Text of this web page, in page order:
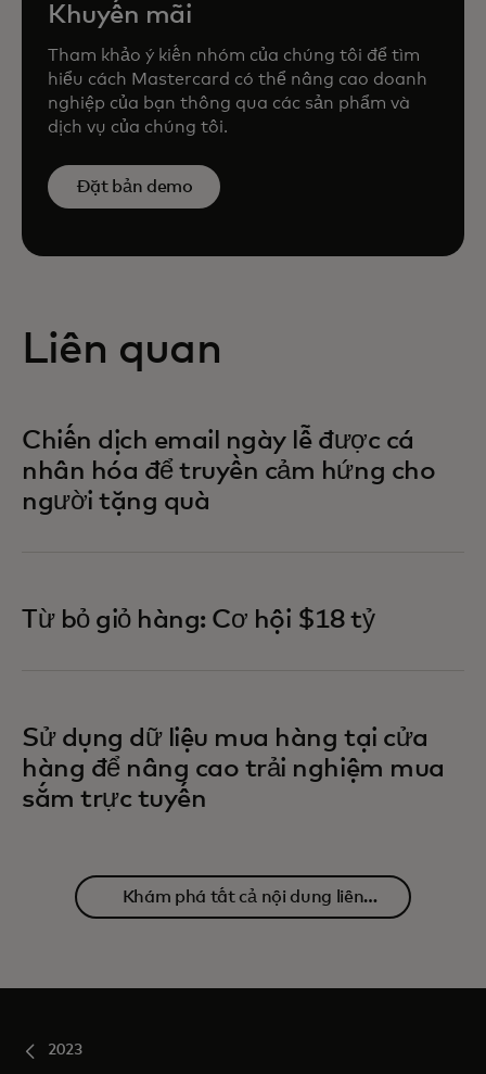
Khuyến mãi
Tham khảo ý kiến nhóm của chúng tôi để tìm
hiểu cách Mastercard có thể nâng cao doanh
nghiệp của bạn thông qua các sản phẩm và
dịch vụ của chúng tôi.
Đặt bản demo
Liên quan
Chiến dịch email ngày lễ được cá
nhân hóa để truyền cảm hứng cho
người tặng quà
Từ bỏ giỏ hàng: Cơ hội $18 tỷ
Sử dụng dữ liệu mua hàng tại cửa
hàng để nâng cao trải nghiệm mua
sắm trực tuyến
Khám phá tất cả nội dung liên
2023